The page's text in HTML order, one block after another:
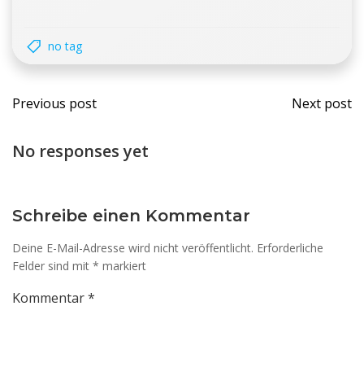
no tag
Beitragsnavigation
Previous post Next post
No responses yet
Schreibe einen Kommentar
Deine E-Mail-Adresse wird nicht veröffentlicht. Erforderliche
Felder sind mit * markiert
Kommentar*